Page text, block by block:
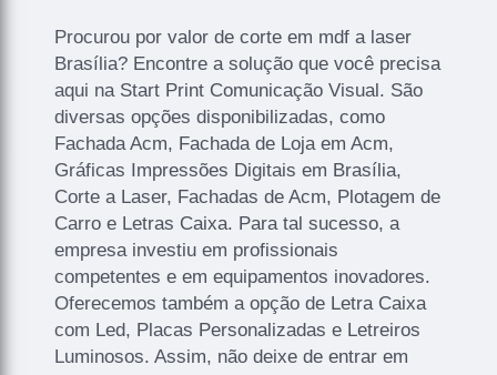
Procurou por valor de corte em mdf a laser
Brasília? Encontre a solução que você precisa
aqui na Start Print Comunicação Visual. São
diversas opções disponibilizadas, como
Fachada Acm, Fachada de Loja em Acm,
Gráficas Impressões Digitais em Brasília,
Corte a Laser, Fachadas de Acm, Plotagem de
Carro e Letras Caixa. Para tal sucesso, a
empresa investiu em profissionais
competentes e em equipamentos inovadores.
Oferecemos também a opção de Letra Caixa
com Led, Placas Personalizadas e Letreiros
Luminosos. Assim, não deixe de entrar em